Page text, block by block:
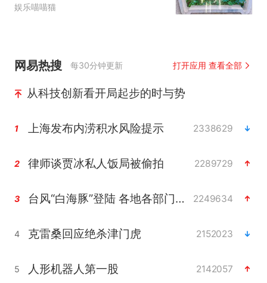
娱乐喵喵猫
网易热搜 每30分钟更新 打开应用 查看全部
从科技创新看开局起步的时与势
1 上海发布内涝积水风险提示 2338629
2 律师谈贾冰私人饭局被偷拍 2289729
3 台风“白海豚”登陆 各地各部门全力应对 2249634
4 克雷桑回应绝杀津门虎 2152023
5 人形机器人第一股 2142057